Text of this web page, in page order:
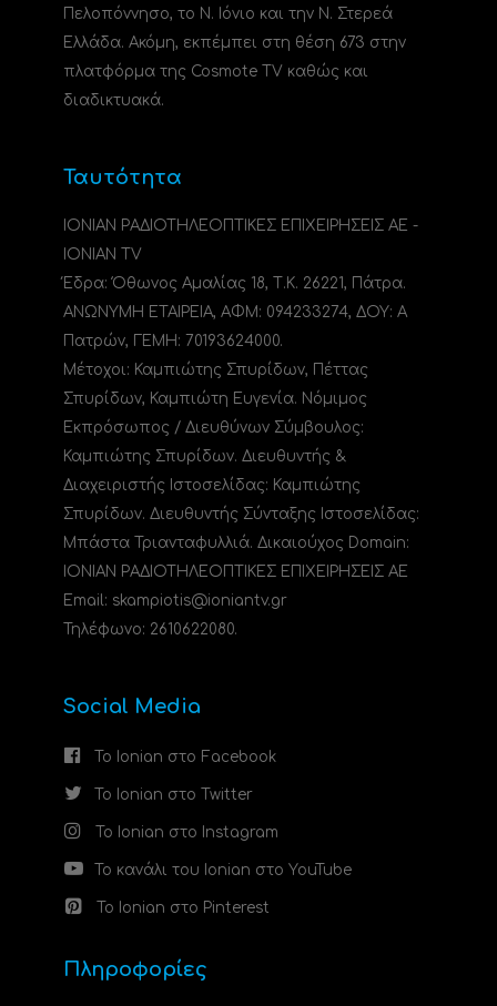
Πελοπόννησο, το N. Ιόνιο και την Ν. Στερεά
Ελλάδα. Ακόμη, εκπέμπει στη θέση 673 στην
πλατφόρμα της Cosmote TV καθώς και
διαδικτυακά.
Ταυτότητα
ΙΟΝΙΑΝ ΡΑΔΙΟΤΗΛΕΟΠΤΙΚΕΣ ΕΠΙΧΕΙΡΗΣΕΙΣ ΑΕ -
IONIAN TV
Έδρα: Όθωνος Αμαλίας 18, Τ.Κ. 26221, Πάτρα.
ΑΝΩΝΥΜΗ ΕΤΑΙΡΕΙΑ, ΑΦΜ: 094233274, ΔΟΥ: A
Πατρών, ΓΕΜΗ: 70193624000.
Μέτοχοι: Καμπιώτης Σπυρίδων, Πέττας
Σπυρίδων, Καμπιώτη Ευγενία. Νόμιμος
Εκπρόσωπος / Διευθύνων Σύμβουλος:
Καμπιώτης Σπυρίδων. Διευθυντής &
Διαχειριστής Ιστοσελίδας: Καμπιώτης
Σπυρίδων. Διευθυντής Σύνταξης Ιστοσελίδας:
Μπάστα Τριανταφυλλιά. Δικαιούχος Domain:
ΙΟΝΙΑΝ ΡΑΔΙΟΤΗΛΕΟΠΤΙΚΕΣ ΕΠΙΧΕΙΡΗΣΕΙΣ ΑΕ
Email: skampiotis@ioniantv.gr
Τηλέφωνο: 2610622080.
Social Media
Το Ionian στο Facebook
Το Ionian στο Twitter
Το Ionian στο Instagram
Το κανάλι του Ionian στο YouTube
Το Ionian στο Pinterest
Πληροφορίες